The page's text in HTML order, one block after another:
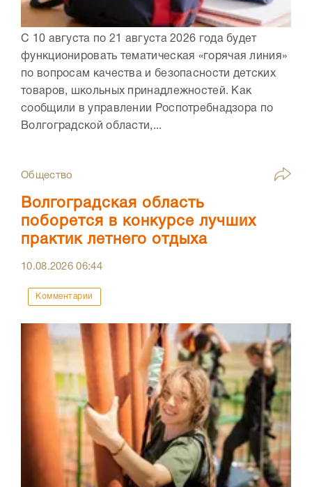
С 10 августа по 21 августа 2026 года будет
функционировать тематическая «горячая линия»
по вопросам качества и безопасности детских
товаров, школьных принадлежностей. Как
сообщили в управлении Роспотребнадзора по
Волгоградской области,...
Общество
Волгоградская область
поборется в конкурсе лучших
практик летнего отдыха
10.08.202606:44
Комментарии